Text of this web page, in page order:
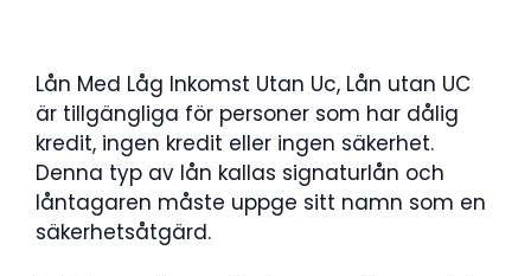
Lån Med Låg Inkomst Utan Uc, Lån utan UC
är tillgängliga för personer som har dålig
kredit, ingen kredit eller ingen säkerhet.
Denna typ av lån kallas signaturlån och
låntagaren måste uppge sitt namn som en
säkerhetsåtgärd.